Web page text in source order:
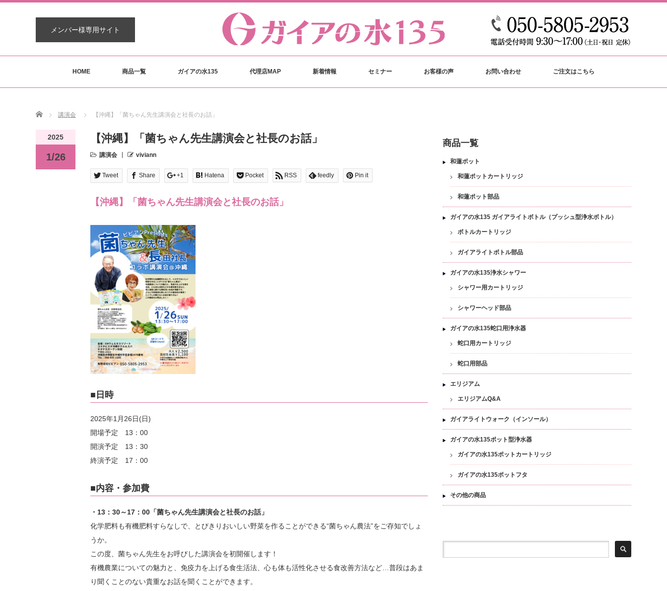
メンバー様専用サイト
HOME 商品一覧 ガイアの水135 代理店MAP 新着情報 セミナー お客様の声 お問い合わせ ご注文はこちら
Home 講演会 【沖縄】「菌ちゃん先生講演会と社長のお話」
2025
1/26
【沖縄】「菌ちゃん先生講演会と社長のお話」
講演会 viviann
Tweet Share +1 Hatena Pocket RSS feedly Pin it
【沖縄】「菌ちゃん先生講演会と社長のお話」
■日時
2025年1月26日(日)
開場予定 13：00
開演予定 13：30
終演予定 17：00
■内容・参加費
・13：30～17：00「菌ちゃん先生講演会と社長のお話」
化学肥料も有機肥料すらなしで、とびきりおいしい野菜を作ることができる“菌ちゃん農法”をご存知でしょ
うか。
この度、菌ちゃん先生をお呼びした講演会を初開催します！
有機農業についての魅力と、免疫力を上げる食生活法、心も体も活性化させる食改善方法など…普段はあま
り聞くことのない貴重なお話を聞くことができます。
商品一覧
和蓮ポット
和蓮ポットカートリッジ
和蓮ポット部品
ガイアの水135 ガイアライトボトル（プッシュ型浄水ボトル）
ボトルカートリッジ
ガイアライトボトル部品
ガイアの水135浄水シャワー
シャワー用カートリッジ
シャワーヘッド部品
ガイアの水135蛇口用浄水器
蛇口用カートリッジ
蛇口用部品
エリジアム
エリジアムQ&A
ガイアライトウォーク（インソール）
ガイアの水135ポット型浄水器
ガイアの水135ポットカートリッジ
ガイアの水135ポットフタ
その他の商品